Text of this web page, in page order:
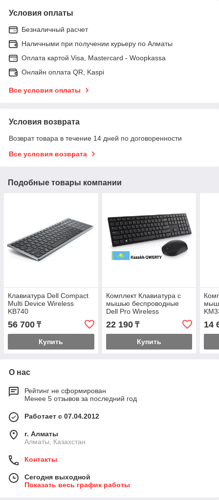
Условия оплаты
Безналичный расчет
Наличными при получении курьеру по Алматы
Оплата картой Visa, Mastercard - Woopkassa
Онлайн оплата QR, Kaspi
Все условия оплаты
Условия возврата
Возврат товара в течение 14 дней по договоренности
Все условия возврата
Подобные товары компании
Клавиатура Dell Compact
Multi Device Wireless
KB740
56 700 ₸
Купить
Комплект Клавиатура с
мышью беспроводные
Dell Pro Wireless
22 190₸
Купить
14
О нас
Рейтинг не сформирован
Менее 5 отзывов за последний год
Работает с 07.04.2012
г. Алматы
Алматы, Казахстан
Контакты
Сегодня выходной
Показать весь график работы